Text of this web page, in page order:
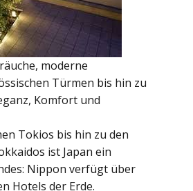
moderne
Türmen bis hin zu
Komfort und
Tokios bis hin zu den
ist Japan ein
Nippon verfügt über
Hotels der Erde.